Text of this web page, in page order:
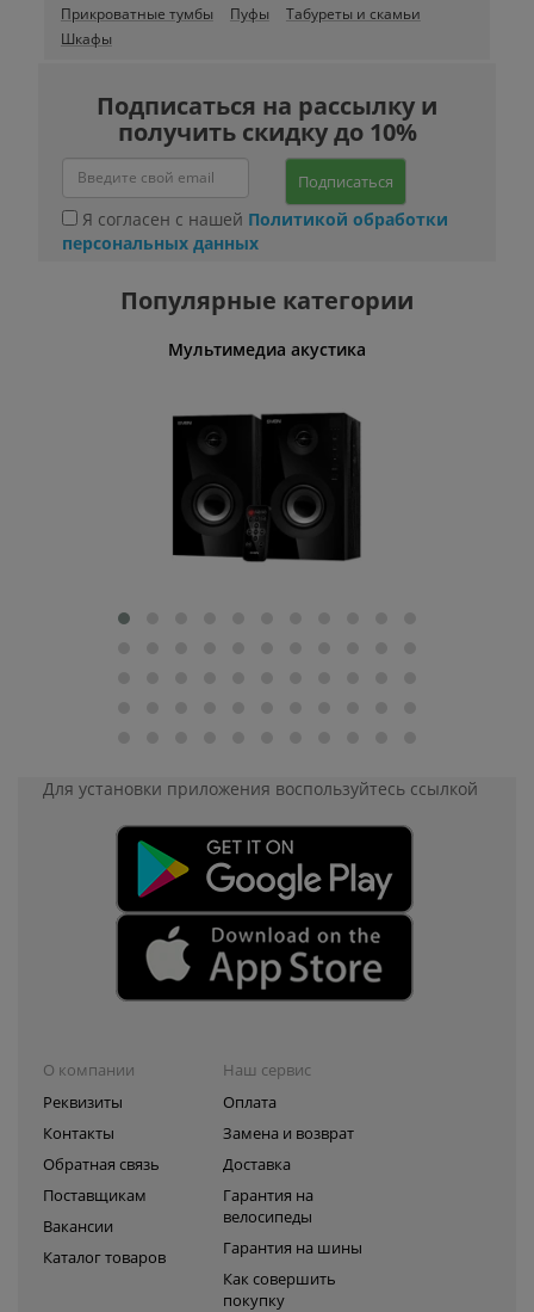
Прикроватные тумбы Пуфы
Табуреты и скамьи
Шкафы
Подписаться на рассылку и
получить скидку до 10%
Подписаться
Я согласен с нашей Политикой обработки
персональных данных
Популярные категории
Мультимедиа акустика
Для установки приложения воспользуйтесь ссылкой
О компании
Реквизиты
Контакты
Обратная связь
Поставщикам
Вакансии
Каталог товаров
Наш сервис
Оплата
Замена и возврат
Доставка
Гарантия на
велосипеды
Гарантия на шины
Как совершить
покупку